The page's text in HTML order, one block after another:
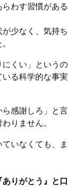
わす習慣がある
少なく、気持ち
にくい」というの
る科学的な事実
感謝しろ」と言
りません。
いなくても、ま
りがとう』と口